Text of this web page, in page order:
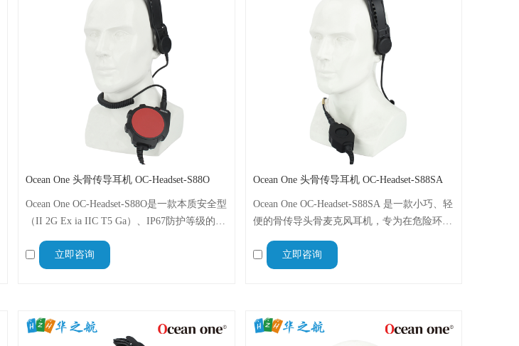
Ocean One 头骨传导耳机 OC-Headset-S88O
Ocean One OC-Headset-S88O是一款本质安全型
（II 2G Ex ia IIC T5 Ga）、IP67防护等级的骨
提、清晰通信而设计，与Ocean One A300V和
A600V无线电兼容。
立即咨询
Ocean One 头骨传导耳机 OC-Headset-S88SA
Ocean One OC-Headset-S88SA 是一款小巧、轻
便的骨传导头骨麦克风耳机，专为在危险环境
立即咨询